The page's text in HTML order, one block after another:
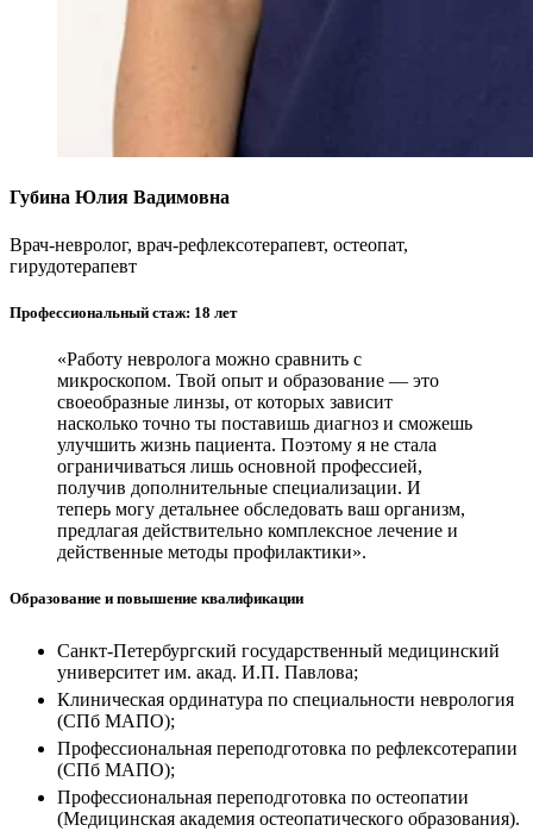
Губина Юлия Вадимовна
Врач-невролог, врач-рефлексотерапевт, остеопат,
гирудотерапевт
Профессиональный стаж: 18 лет
«Работу невролога можно сравнить с
микроскопом. Твой опыт и образование — это
своеобразные линзы, от которых зависит
насколько точно ты поставишь диагноз и сможешь
улучшить жизнь пациента. Поэтому я не стала
ограничиваться лишь основной профессией,
получив дополнительные специализации. И
теперь могу детальнее обследовать ваш организм,
предлагая действительно комплексное лечение и
действенные методы профилактики».
Образование и повышение квалификации
Санкт-Петербургский государственный медицинский
университет им. акад. И.П. Павлова;
Клиническая ординатура по специальности неврология
(СПб МАПО);
Профессиональная переподготовка по рефлексотерапии
(СПб МАПО);
Профессиональная переподготовка по остеопатии
(Медицинская академия остеопатического образования).